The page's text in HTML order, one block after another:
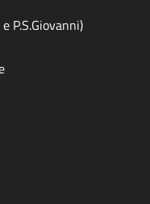
P.S.Giovanni)